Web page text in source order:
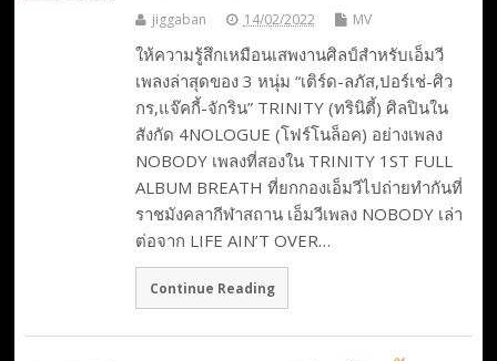
jiggaban 14/02/2022 MV
ให้ความรู้สึกเหมือนเสพงานศิลป์สำหรับเอ็มวี
เพลงล่าสุดของ 3 หนุ่ม “เติร์ด-ลภัส,ปอร์เช่-ศิว
กร,แจ๊คกี้-จักริน” TRINITY (ทรินิตี้) ศิลปินใน
สังกัด 4NOLOGUE (โฟร์โนล็อค) อย่างเพลง
NOBODY เพลงที่สองใน TRINITY 1ST FULL
ALBUM BREATH ที่ยกกองเอ็มวีไปถ่ายทำกันที่
ราชมังคลากีฬาสถาน เอ็มวีเพลง NOBODY เล่า
ต่อจาก LIFE AIN’T OVER…
Continue Reading